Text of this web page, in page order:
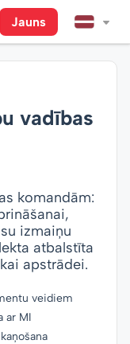
Jauns
komandām:
izmaiņu
atbalstīta
apstrādei.
veidiem
ar MI
vadības